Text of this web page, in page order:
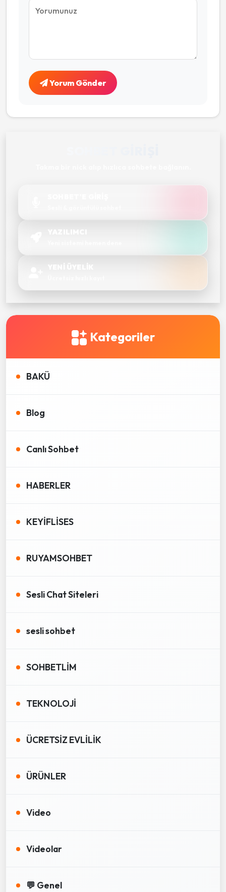
Yorum Gönder
Kategoriler
BAKÜ
Blog
Canlı Sohbet
HABERLER
KEYİFLİSES
RUYAMSOHBET
Sesli Chat Siteleri
sesli sohbet
SOHBETLİM
TEKNOLOJİ
ÜCRETSİZ EVLİLİK
ÜRÜNLER
Video
Videolar
💬 Genel